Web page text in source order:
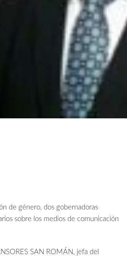
de género, dos gobernadoras
sobre los medios de comunicación
SAN ROMÁN, jefa del